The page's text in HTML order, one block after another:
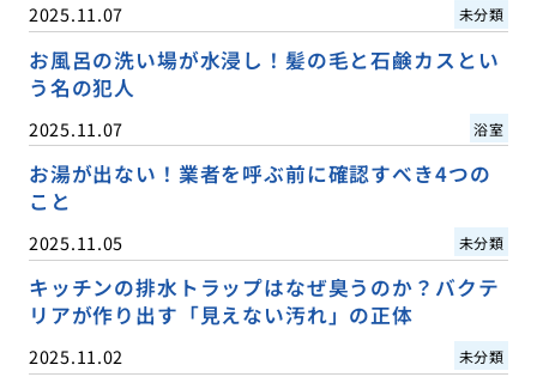
2025.11.07 未分類
お風呂の洗い場が水浸し！髪の毛と石鹸カスとい
う名の犯人
2025.11.07 浴室
お湯が出ない！業者を呼ぶ前に確認すべき4つの
こと
2025.11.05 未分類
キッチンの排水トラップはなぜ臭うのか？バクテ
リアが作り出す「見えない汚れ」の正体
2025.11.02 未分類